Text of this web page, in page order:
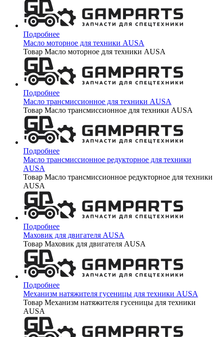
Подробнее
Масло моторное для техники AUSA
Товар Масло моторное для техники AUSA
Подробнее
Масло трансмиссионное для техники AUSA
Товар Масло трансмиссионное для техники AUSA
Подробнее
Масло трансмиссионное редукторное для техники
AUSA
Товар Масло трансмиссионное редукторное для техники
AUSA
Подробнее
Маховик для двигателя AUSA
Товар Маховик для двигателя AUSA
Подробнее
Механизм натяжителя гусеницы для техники AUSA
Товар Механизм натяжителя гусеницы для техники
AUSA